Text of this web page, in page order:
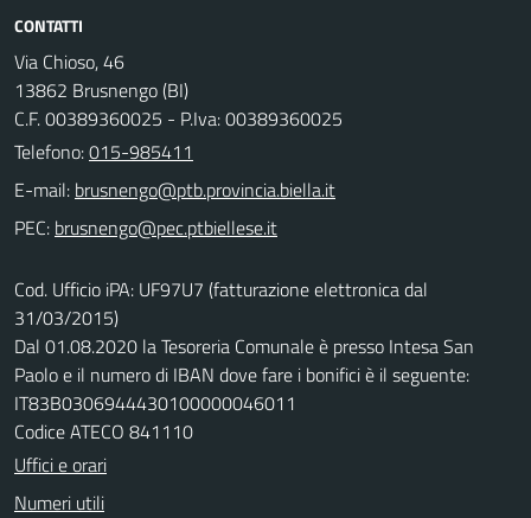
CONTATTI
Via Chioso, 46
13862 Brusnengo (BI)
C.F. 00389360025 - P.Iva: 00389360025
Telefono:015-985411
E-mail:
PEC:
Cod. Ufficio iPA: UF97U7 (fatturazione elettronica dal
31/03/2015)
Dal 01.08.2020 la Tesoreria Comunale è presso Intesa San
Paolo e il numero di IBAN dove fare i bonifici è il seguente:
IT83B0306944430100000046011
Codice ATECO 841110
Uffici e orari
Numeri utili